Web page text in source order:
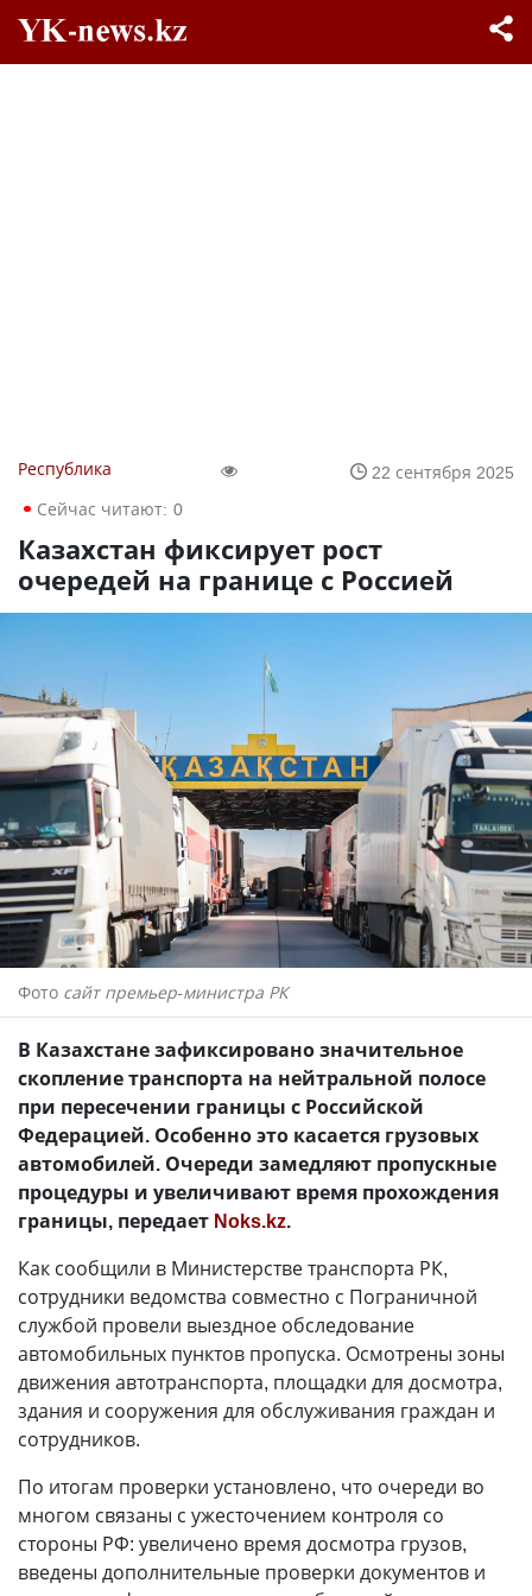
Республика
22 сентября 2025
Сейчас читают: 0
Казахстан фиксирует рост
очередей на границе с Россией
Фото сайт премьер-министра РК
В Казахстане зафиксировано значительное
скопление транспорта на нейтральной полосе
при пересечении границы с Российской
Федерацией. Особенно это касается грузовых
автомобилей. Очереди замедляют пропускные
процедуры и увеличивают время прохождения
границы, передает Noks.kz.
Как сообщили в Министерстве транспорта РК,
сотрудники ведомства совместно с Пограничной
службой провели выездное обследование
автомобильных пунктов пропуска. Осмотрены зоны
движения автотранспорта, площадки для досмотра,
здания и сооружения для обслуживания граждан и
сотрудников.
По итогам проверки установлено, что очереди во
многом связаны с ужесточением контроля со
стороны РФ: увеличено время досмотра грузов,
введены дополнительные проверки документов и